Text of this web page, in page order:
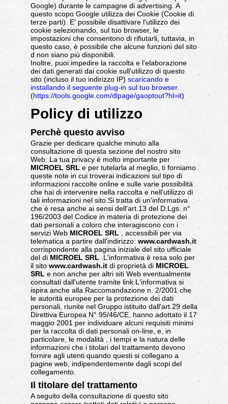
Google) durante le campagne di advertising. A
questo scopo Google utilizza dei Cookie (Cookie di
terze parti). E' possibile disattivare l'utilizzo dei
cookie selezionando, sul tuo browser, le
impostazioni che consentono di rifiutarli, tuttavia, in
questo caso, è possibile che alcune funzioni del sito
d non siano più disponibili.
Inoltre, puoi impedire la raccolta e l'elaborazione
dei dati generati dai cookie sull'utilizzo di questo
sito (incluso il tuo indirizzo IP) scaricando e
installando il seguente plug-in sul tuo browser.
(https://tools.google.com/dlpage/gaoptout?hl=it)
Policy di utilizzo
Perchè questo avviso
Grazie per dedicare qualche minuto alla
consultazione di questa sezione del nostro sito
Web. La tua privacy è molto importante per
MICROEL SRL e per tutelarla al meglio, ti forniamo
queste note in cui troverai indicazioni sul tipo di
informazioni raccolte online e sulle varie possibilità
che hai di intervenire nella raccolta e nell'utilizzo di
tali informazioni nel sito.Si tratta di un'informativa
che è resa anche ai sensi dell'art.13 del D.Lgs. n°
196/2003 del Codice in materia di protezione dei
dati personali a coloro che interagiscono con i
servizi Web MICROEL SRL , accessibili per via
telematica a partire dall'indirizzo: www.cardwash.it
corrispondente alla pagina iniziale del sito ufficiale
del di MICROEL SRL .L'informativa è resa solo per
il sito www.cardwash.it di proprietà di MICROEL
SRL e non anche per altri siti Web eventualmente
consultati dall'utente tramite link.L'informativa si
ispira anche alla Raccomandazione n. 2/2001 che
le autorità europee per la protezione dei dati
personali, riunite nel Gruppo istituito dall'art.29 della
Direttiva Europea N° 95/46/CE, hanno adottato il 17
maggio 2001 per individuare alcuni requisiti minimi
per la raccolta di dati personali on-line, e, in
particolare, le modalità , i tempi e la natura delle
informazioni che i titolari del trattamento devono
fornire agli utenti quando questi si collegano a
pagine web, indipendentemente dagli scopi del
collegamento.
Il titolare del trattamento
A seguito della consultazione di questo sito